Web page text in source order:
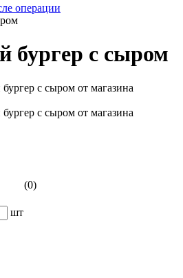
операции
бургер с сыром
(0)
шт